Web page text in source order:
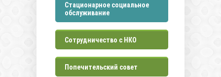
Стационарное социальное
обслуживание
Сотрудничество с НКО
Попечительский совет